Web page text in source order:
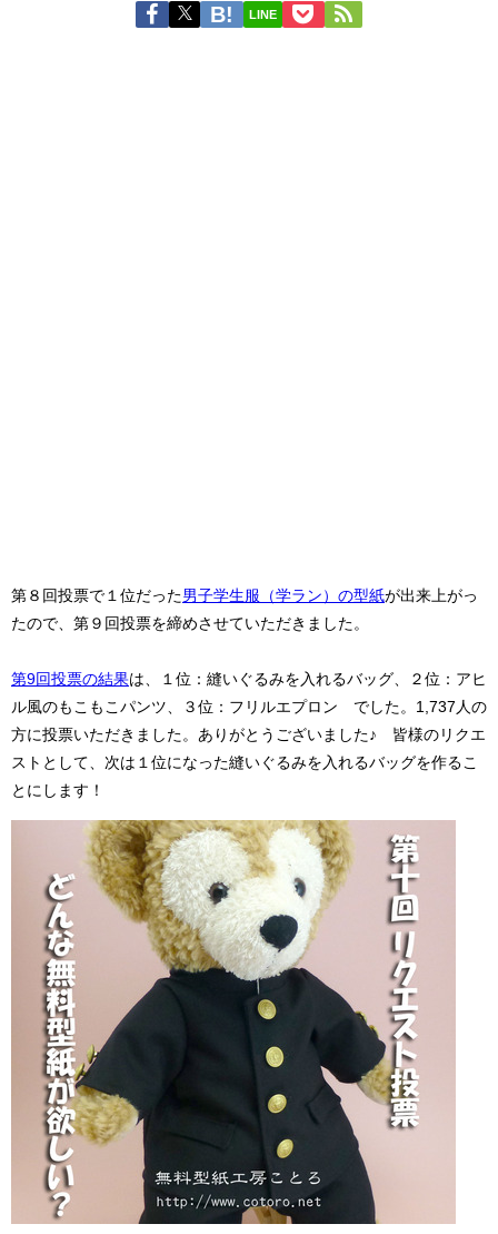
LINE
第８回投票で１位だった男子学生服（学ラン）の型紙が出来上がっ
たので、第９回投票を締めさせていただきました。
第9回投票の結果は、１位：縫いぐるみを入れるバッグ、２位：アヒ
ル風のもこもこパンツ、３位：フリルエプロン でした。1,737人の
方に投票いただきました。ありがとうございました♪ 皆様のリクエ
ストとして、次は１位になった縫いぐるみを入れるバッグを作るこ
とにします！